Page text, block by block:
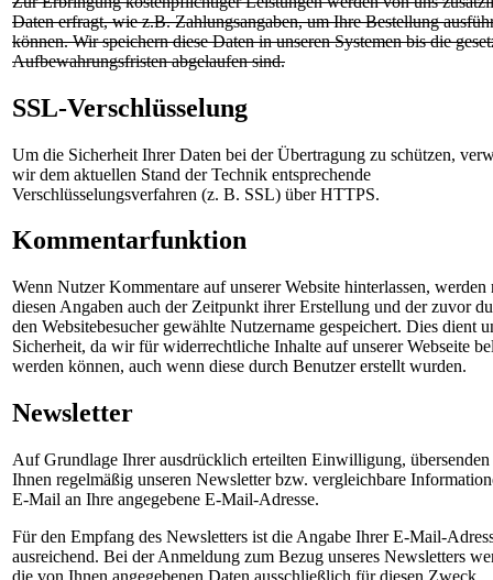
Daten erfragt, wie z.B. Zahlungsangaben, um Ihre Bestellung
können. Wir speichern diese Daten in unseren Systemen bis die
Aufbewahrungsfristen abgelaufen sind.
SSL-Verschlüsselung
Um die Sicherheit Ihrer Daten bei der Übertragung zu schützen,
wir dem aktuellen Stand der Technik entsprechende
Verschlüsselungsverfahren (z. B. SSL) über HTTPS.
Kommentarfunktion
Wenn Nutzer Kommentare auf unserer Website hinterlassen, werden
diesen Angaben auch der Zeitpunkt ihrer Erstellung und der zuvor
den Websitebesucher gewählte Nutzername gespeichert. Dies dient
Sicherheit, da wir für widerrechtliche Inhalte auf unserer Webseite
werden können, auch wenn diese durch Benutzer erstellt wurden.
Newsletter
Auf Grundlage Ihrer ausdrücklich erteilten Einwilligung,
Ihnen regelmäßig unseren Newsletter bzw. vergleichbare
E-Mail an Ihre angegebene E-Mail-Adresse.
Für den Empfang des Newsletters ist die Angabe Ihrer E-Mail-
ausreichend. Bei der Anmeldung zum Bezug unseres Newsletters